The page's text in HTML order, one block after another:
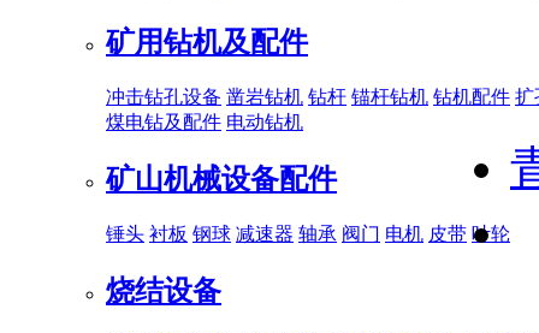
矿用钻机及配件
冲击钻孔设备 凿岩钻机 钻杆 锚杆钻机 钻机配件 扩
煤电钻及配件 电动钻机
矿山机械设备配件
锤头 衬板 钢球 减速器 轴承 阀门 电机 皮带 叶轮
烧结设备